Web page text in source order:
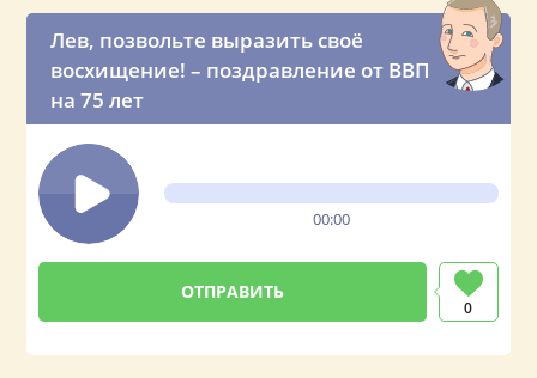
Лев, позвольте выразить своё
восхищение! – поздравление от ВВП
на 75 лет
00:00
0